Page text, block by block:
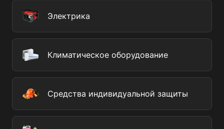
Электрика
Климатическое оборудование
Средства индивидуальной защиты